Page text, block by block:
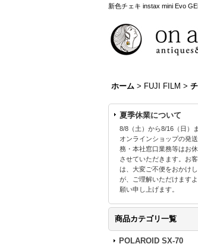
新色チェキ instax mini Evo
ホーム > FUJI FILM >
夏季休業について
8/8（土）から8/16（日）ま
オンラインショップの発
務・本社窓口業務等はお
させていただきます。お
は、大変ご不便をおかけ
が、ご理解いただけます
願い申し上げます。
商品カテゴリ一覧
POLAROID SX-70